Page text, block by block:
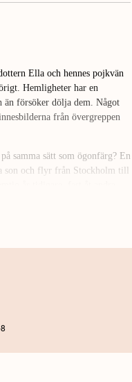
Ella och hennes pojkvän
Hemligheter har en
försöker dölja dem. Något
från övergreppen
samma sätt som ögonfärg? En
och flyr från Stockholm till